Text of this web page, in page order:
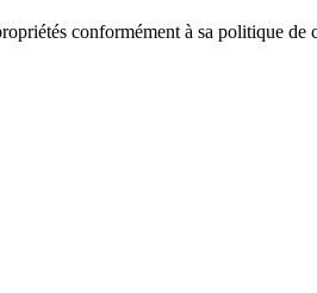
conformément à sa politique de